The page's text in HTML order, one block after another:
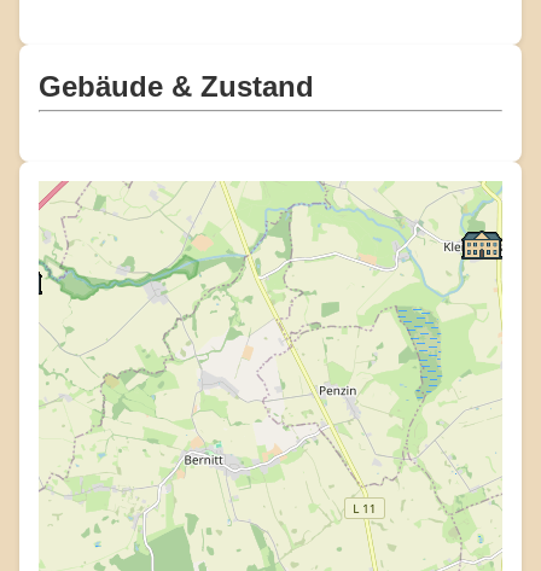
Gebäude & Zustand